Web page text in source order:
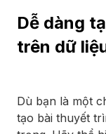
Dễ dàng
trên dữ
Dù bạn là một
tạo bài thuyết